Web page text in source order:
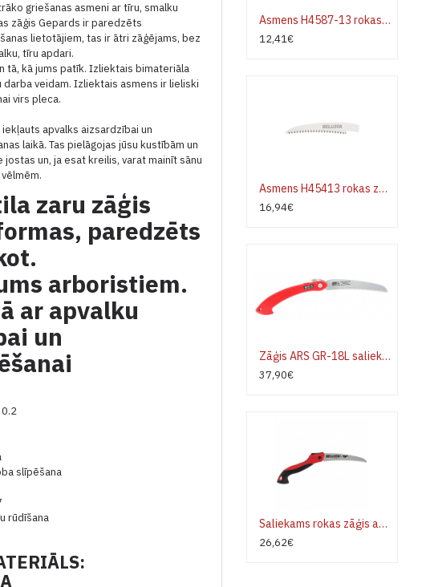
griešanas asmeni ar tīru, smalku
zāģis Gepards ir paredzēts
lietotājiem, tas ir ātri zāģējams, bez
tīru apdari.
tā, kā jums patīk. Izliektais bimateriāla
veidam. Izliektais asmens ir lieliski
virs pleca.
apvalks aizsardzībai un
laikā. Tas pielāgojas jūsu kustībām un
un, ja esat kreilis, varat mainīt sānu
zaru zāģis
paredzēts
arboristiem.
ar apvalku
un
slīpēšana
rūdīšana
Asmens H4587-13 rokas zāģim Bellota
12,41€
Asmens H45413 rokas zāģim Bellota 454BIMC13 un 454BIMR13
16,94€
Zāģis ARS GR-18L saliekams sarkans
37,90€
Saliekams rokas zāģis ar bimateriāla kātu 45PBIM7 Gepards
26,62€